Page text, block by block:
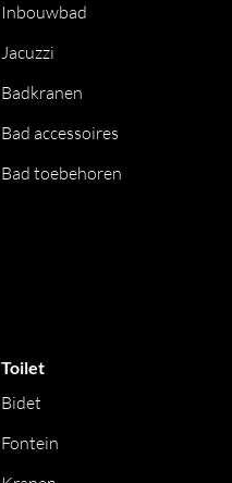
Inbouwbad
Jacuzzi
Badkranen
Bad accessoires
Bad toebehoren
Toilet
Bidet
Fontein